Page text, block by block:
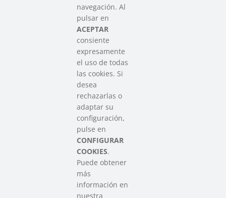
Asociación que agrupa a las redes
del Tercer Sector Social en Euskadi
Contacto
info@sareensarea.eu
Iparraguirre, 9 lonja – 48009 Bilbao
946 569 230
Colabora
navegación. Al
pulsar en
ACEPTAR
consiente
expresamente
el uso de todas
las cookies. Si
desea
rechazarlas o
adaptar su
configuración,
pulse en
CONFIGURAR
COOKIES.
Puede obtener
más
información en
nuestra